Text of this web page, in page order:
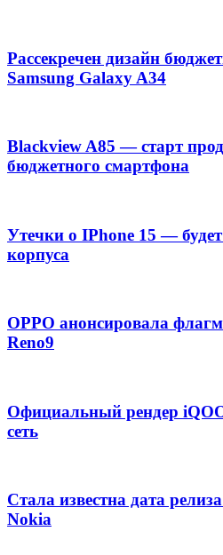
Рассекречен дизайн
Samsung Galaxy A34
Blackview A85 — старт
бюджетного смартфона
Утечки о IPhone 15 —
корпуса
OPPO анонсировала
Reno9
Официальный рендер
сеть
Стала известна дата
Nokia